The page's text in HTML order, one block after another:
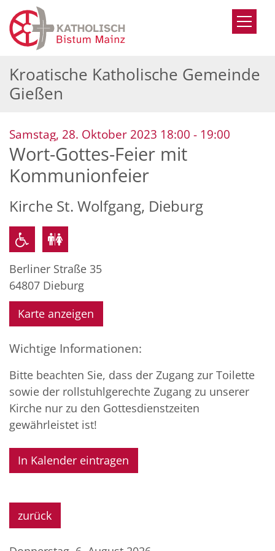
Zum Inhalt springen
Kroatische Katholische Gemeinde
Gießen
Samstag, 28. Oktober 2023 18:00 - 19:00
Wort-Gottes-Feier mit
Kommunionfeier
Kirche St. Wolfgang, Dieburg
Berliner Straße 35
64807 Dieburg
Karte anzeigen
Wichtige Informationen:
Bitte beachten Sie, dass der Zugang zur Toilette
sowie der rollstuhlgerechte Zugang zu unserer
Kirche nur zu den Gottesdienstzeiten
gewährleistet ist!
In Kalender eintragen
zurück